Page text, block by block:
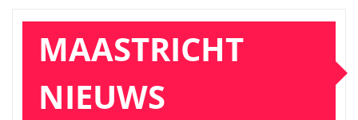
MAASTRICHT
NIEUWS